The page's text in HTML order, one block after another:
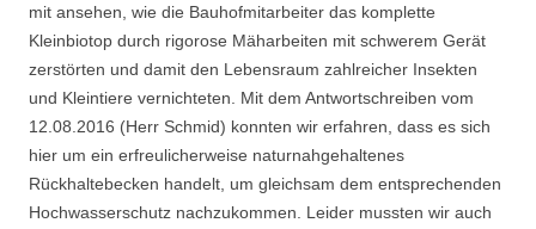
mit ansehen, wie die Bauhofmitarbeiter das komplette
Kleinbiotop durch rigorose Mäharbeiten mit schwerem Gerät
zerstörten und damit den Lebensraum zahlreicher Insekten
und Kleintiere vernichteten. Mit dem Antwortschreiben vom
12.08.2016 (Herr Schmid) konnten wir erfahren, dass es sich
hier um ein erfreulicherweise naturnahgehaltenes
Rückhaltebecken handelt, um gleichsam dem entsprechenden
Hochwasserschutz nachzukommen. Leider mussten wir auch